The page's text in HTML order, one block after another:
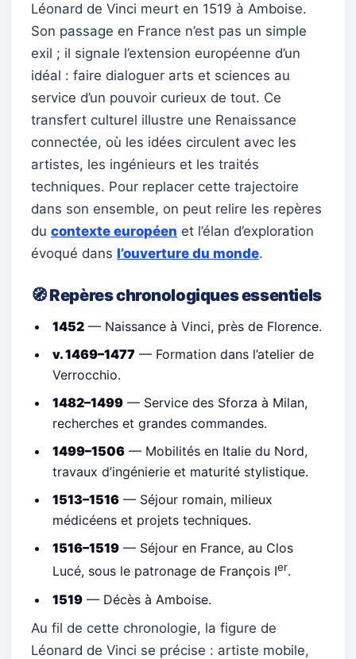
Léonard de Vinci meurt en 1519 à Amboise.
Son passage en France n’est pas un simple
exil ; il signale l’extension européenne d’un
idéal : faire dialoguer arts et sciences au
service d’un pouvoir curieux de tout. Ce
transfert culturel illustre une Renaissance
connectée, où les idées circulent avec les
artistes, les ingénieurs et les traités
techniques. Pour replacer cette trajectoire
dans son ensemble, on peut relire les repères
du contexte européen et l’élan d’exploration
évoqué dans l’ouverture du monde.
🧭 Repères chronologiques essentiels
1452 — Naissance à Vinci, près de Florence.
v. 1469–1477 — Formation dans l’atelier de
Verrocchio.
1482–1499 — Service des Sforza à Milan,
recherches et grandes commandes.
1499–1506 — Mobilités en Italie du Nord,
travaux d’ingénierie et maturité stylistique.
1513–1516 — Séjour romain, milieux
médicéens et projets techniques.
1516–1519 — Séjour en France, au Clos
Lucé, sous le patronage de François Ier.
1519 — Décès à Amboise.
Au fil de cette chronologie, la figure de
Léonard de Vinci se précise : artiste mobile,